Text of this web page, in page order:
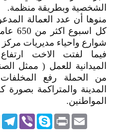
الشخصية وبطريقة منظمة.
منوها أن عدد العمالة
كل
شوارع واحياء مديريات مركز
فيما لفتت الاخت
الميدانية للعمل ( ممثل
من الحملة رفع
المدينة والمتراكمة
المواطنين.
ViberSkype PrintEmail